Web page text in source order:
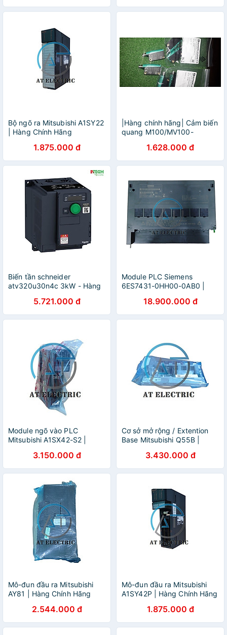
Bộ ngõ ra Mitsubishi A1SY22
| Hàng Chính Hãng
1.875.000 đ
|Hàng chính hãng| Cảm biến
quang M100/MV100-
221486 thu phát riêng 15m
1.628.000 đ
Biến tần schneider
atv320u30n4c 3kW - Hàng
5.721.000 đ
Module PLC Siemens
6ES7431-0HH00-0AB0 |
18.900.000 đ
Module ngõ vào PLC
Mitsubishi A1SX42-S2 |
3.150.000 đ
Cơ sở mở rộng / Extention
Base Mitsubishi Q55B |
3.430.000 đ
Mô-đun đầu ra Mitsubishi
AY81 | Hàng Chính Hãng
2.544.000 đ
Mô-đun đầu ra Mitsubishi
A1SY42P | Hàng Chính Hãng
1.875.000 đ